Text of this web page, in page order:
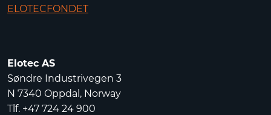
ELOTECFONDET
Elotec AS
Søndre Industrivegen 3
N 7340 Oppdal, Norway
Tlf. +47 724 24 900